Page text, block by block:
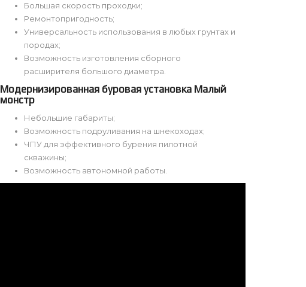
Большая скорость проходки;
Ремонтопригодность;
Универсальность использования в любых грунтах и
породах;
Возможность изготовления сборного
расширителя большого диаметра.
Модернизированная буровая установка Малый
монстр
Небольшие габариты;
Возможность подруливания на шнекоходах;
ЧПУ для эффективного бурения пилотной
скважины;
Возможность автономной работы.